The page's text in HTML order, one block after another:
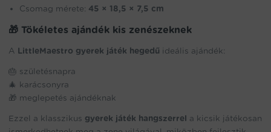
Csomag mérete: 45 × 18,5 × 7,5 cm
🎁 Tökéletes ajándék kis zenészeknek
A LittleMaestro gyerek játék hegedű ideális ajándék:
🎂 születésnapra
🎄 karácsonyra
🎁 meglepetés ajándéknak
Ezzel a klasszikus gyerek játék hangszerrel a kicsik játékosan